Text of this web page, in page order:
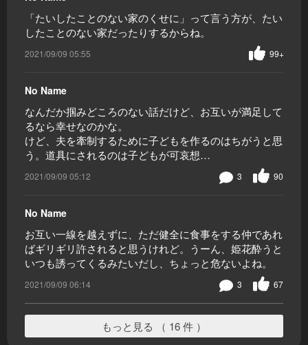
「たいしたことのない家のくせに」って言う方が、たい
したことのない家だったりするからね。
2021/09/09 05:55 99+
No Name
なんだか掴みどころのない話だけど、お互いが満足して
るなら幸せなのかな。
けど、夫を牽制するために子どもを作るのはちがうと思
う。道具にされるのは子どもが可哀想…
2021/09/09 05:12 90
3
No Name
お互い一線を越えずに、ただ健全に食事をする仲であれ
ばギリギリ許されると思うけれど。うーん、姫花酔うと
いつも誘ってくるみたいだし、ちょっと危ないよね。
2021/09/09 06:14 67
3
もっと見る （ 16 件 ）